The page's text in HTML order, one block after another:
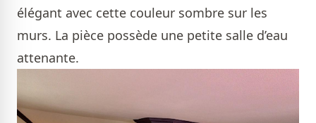
élégant avec cette couleur sombre sur les
murs. La pièce possède une petite salle d’eau
attenante.